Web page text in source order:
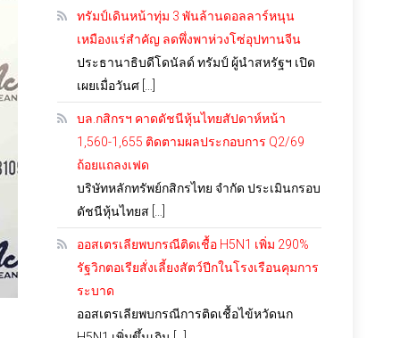
ทรัมป์เดินหน้าทุ่ม 3 พันล้านดอลลาร์หนุน
เหมืองแร่สำคัญ ลดพึ่งพาห่วงโซ่อุปทานจีน
ประธานาธิบดีโดนัลด์ ทรัมป์ ผู้นำสหรัฐฯ เปิด
เผยเมื่อวันศ […]
บล.กสิกรฯ คาดดัชนีหุ้นไทยสัปดาห์หน้า
1,560-1,655 ติดตามผลประกอบการ Q2/69
ถ้อยแถลงเฟด
บริษัทหลักทรัพย์กสิกรไทย จำกัด ประเมินกรอบ
ดัชนีหุ้นไทยส […]
ออสเตรเลียพบกรณีติดเชื้อ H5N1 เพิ่ม 290%
รัฐวิกตอเรียสั่งเลี้ยงสัตว์ปีกในโรงเรือนคุมการ
ระบาด
ออสเตรเลียพบกรณีการติดเชื้อไข้หวัดนก